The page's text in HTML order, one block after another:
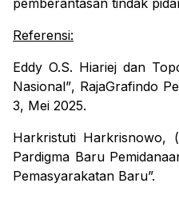
pemberantasan tindak
Referensi:
Eddy O.S. Hiariej dan
Nasional”, RajaGrafindo
3, Mei 2025.
Harkristuti Harkrisnowo,
Pardigma Baru
Pemasyarakatan Baru”.